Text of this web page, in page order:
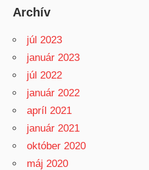
Archív
júl 2023
január 2023
júl 2022
január 2022
apríl 2021
január 2021
október 2020
máj 2020